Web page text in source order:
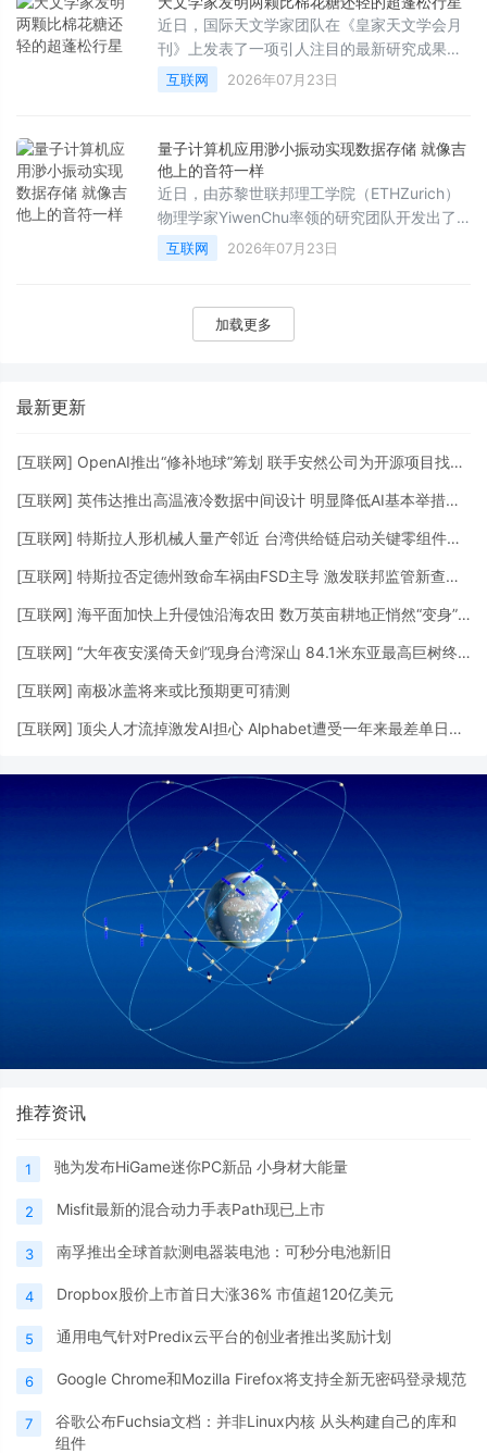
超乎想象的强大计算能力。
近日，国际天文学家团队在《皇家天文学会月
刊》上发表了一项引人注目的最新研究成果，
宣布在距离地球约1110光年外的南天星座“飞鱼
座”中，发现了两颗密度极低的“超级蓬松”巨行
为科学家研究奇异行星的起源与演化提供了罕
见的全新窗口。
互联网 2026年07月23日
量子计算机应用渺小振动实现数据存储 就像吉
他上的音符一样
近日，由苏黎世联邦理工学院（ETHZurich）
物理学家YiwenChu率领的研究团队开发出了
一种全新的量子芯片，成功将信息以微小振动
（即声子携带的振动能量包）的形式存储在芯
上共鸣的音符。这项突破性成果有望彻底改变
未来量子计算机的构建方式。
互联网 2026年07月23日
加载更多
最新更新
[互联网] OpenAI推出“修补地球”筹划 联手安然公司为开源项目找马脚打补丁
[互联网] 英伟达推出高温液冷数据中间设计 明显降低AI基本举措措施用水需求
[互联网] 特斯拉人形机械人量产邻近 台湾供给链启动关键零组件供货
[互联网] 特斯拉否定德州致命车祸由FSD主导 激发联邦监管新查询拜访
[互联网] 海平面加快上升侵蚀沿海农田 数万英亩耕地正悄然“变身”湿地
[互联网] “大年夜安溪倚天剑”现身台湾深山 84.1米东亚最高巨树终被发明
[互联网] 南极冰盖将来或比预期更可猜测
[互联网] 顶尖人才流掉激发AI担心 Alphabet遭受一年来最差单日表示
推荐资讯
1 驰为发布HiGame迷你PC新品 小身材大能量
2 Misfit最新的混合动力手表Path现已上市
3 南孚推出全球首款测电器装电池：可秒分电池新旧
4 Dropbox股价上市首日大涨36% 市值超120亿美元
5 通用电气针对Predix云平台的创业者推出奖励计划
6 Google Chrome和Mozilla Firefox将支持全新无密码登录规范
7
谷歌公布Fuchsia文档：并非Linux内核 从头构建自己的库和
组件